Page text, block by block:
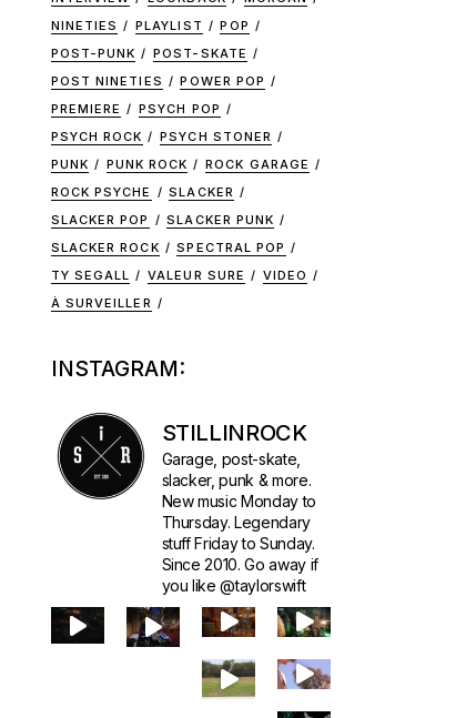
NINETIES
PLAYLIST
POP
POST-PUNK
POST-SKATE
POST NINETIES
POWER POP
PREMIERE
PSYCH POP
PSYCH ROCK
PSYCH STONER
PUNK
PUNK ROCK
ROCK GARAGE
ROCK PSYCHE
SLACKER
SLACKER POP
SLACKER PUNK
SLACKER ROCK
SPECTRAL POP
TY SEGALL
VALEUR SURE
VIDEO
À SURVEILLER
INSTAGRAM:
STILLINROCK
Garage, post-skate,
slacker, punk & more.
New music Monday to
Thursday. Legendary
stuff Friday to Sunday.
Since 2010. Go away if
you like @taylorswift